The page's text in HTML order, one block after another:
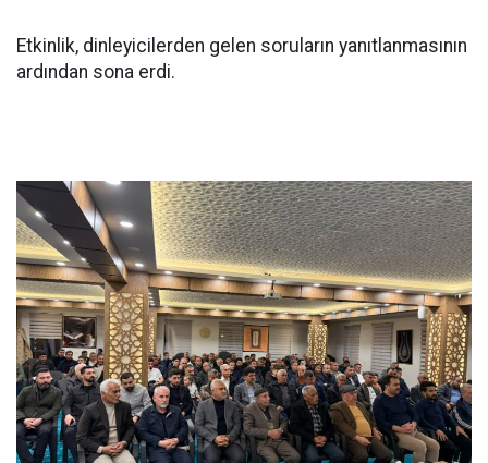
Etkinlik, dinleyicilerden gelen soruların yanıtlanmasının
ardından sona erdi.